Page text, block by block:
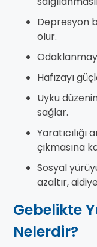
Depresyon
olur.
Hafızayı
Uyku
sağlar.
çıkmasına
Sosyal
azaltır,
Gebelikte
Nelerdir?